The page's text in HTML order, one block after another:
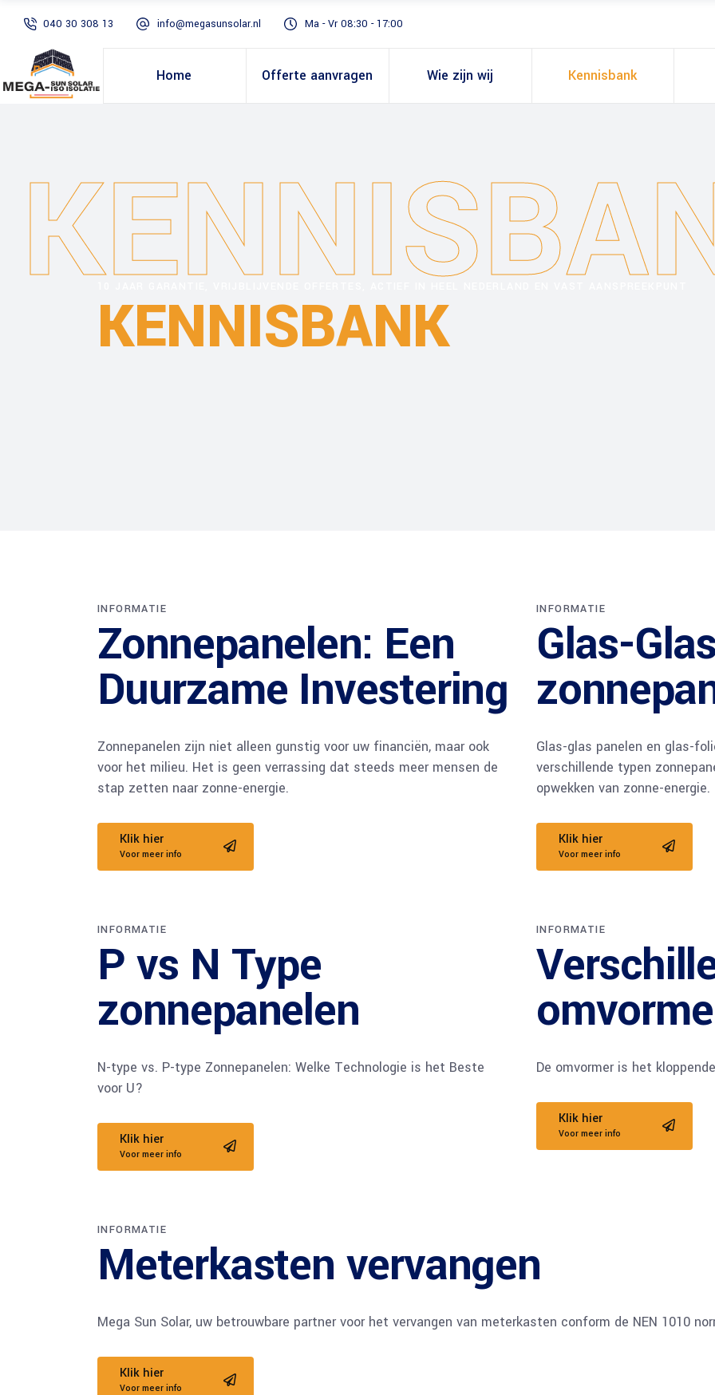
040 30 308 13 info@megasunsolar.nl Ma - Vr 08:30 - 17:00
Home Offerte aanvragen Wie zijn wij Kennisbank
KENNISBANK
INFORMATIE
Zonnepanelen: Een
Duurzame Investering
Zonnepanelen zijn niet alleen gunstig voor uw financiën, maar ook
voor het milieu. Het is geen verrassing dat steeds meer mensen de
stap zetten naar zonne-energie.
Klik hier
Voor meer info
INFORMATIE
Glas-
Glas-glas panelen en glas-
verschillende typen
opwekken van zonne-energie.
Klik hier
Voor meer info
INFORMATIE
P vs N Type
zonnepanelen
N-type vs. P-type Zonnepanelen: Welke Technologie is het Beste
voor U?
Klik hier
Voor meer info
INFORMATIE
De omvormer is het
Klik hier
Voor meer info
INFORMATIE
Meterkasten vervangen
Mega Sun Solar, uw betrouwbare partner voor het vervangen van meterkasten conform de NEN 1010
Klik hier
Voor meer info